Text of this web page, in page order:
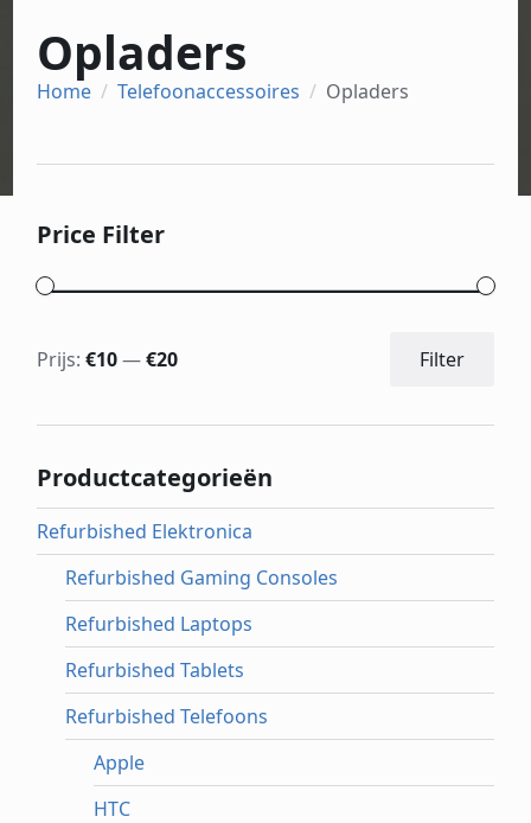
Opladers
Home Telefoonaccessoires Opladers
Price Filter
Filter
Prijs:€10—€20
Productcategorieën
Refurbished Elektronica
Refurbished Gaming Consoles
Refurbished Laptops
Refurbished Tablets
Refurbished Telefoons
Apple
HTC